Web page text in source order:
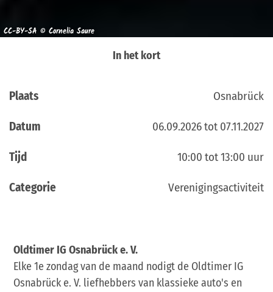
CC-BY-SA © Cornelia Saure
In het kort
Plaats Osnabrück
Datum 06.09.2026 tot 07.11.2027
Tijd 10:00 tot 13:00 uur
Categorie Verenigingsactiviteit
Oldtimer IG Osnabrück e. V.
Elke 1e zondag van de maand nodigt de Oldtimer IG
Osnabrück e. V. liefhebbers van klassieke auto's en